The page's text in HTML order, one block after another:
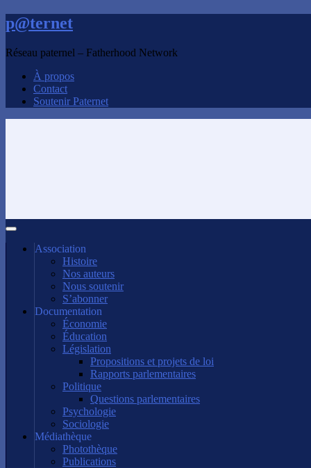
p@ternet
Réseau paternel – Fatherhood Network
À propos
Contact
Soutenir Paternet
Association
Histoire
Nos auteurs
Nous soutenir
S’abonner
Documentation
Économie
Éducation
Législation
Propositions et projets de loi
Rapports parlementaires
Politique
Questions parlementaires
Psychologie
Sociologie
Médiathèque
Photothèque
Publications